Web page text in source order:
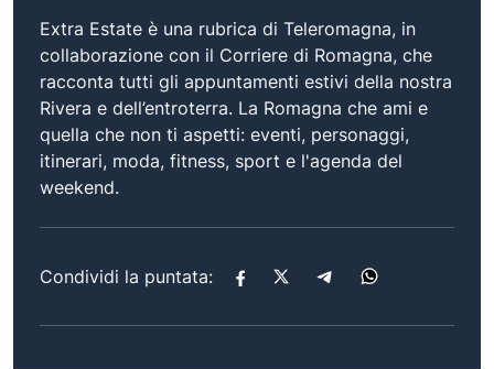
Extra Estate è una rubrica di Teleromagna, in
collaborazione con il Corriere di Romagna, che
racconta tutti gli appuntamenti estivi della nostra
Rivera e dell’entroterra. La Romagna che ami e
quella che non ti aspetti: eventi, personaggi,
itinerari, moda, fitness, sport e l'agenda del
weekend.
Condividi la puntata: